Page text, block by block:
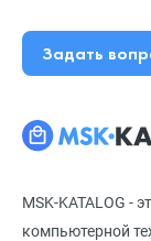
MSK-KATALOG -
компьютерной
Задать